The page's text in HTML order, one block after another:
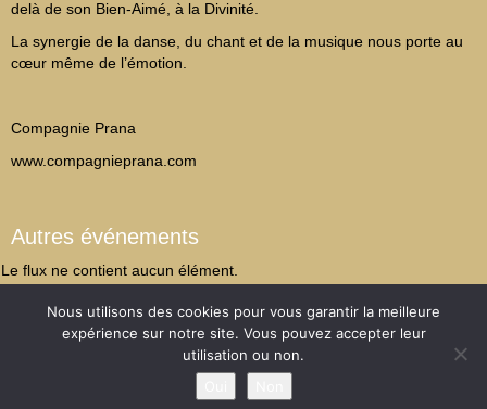
delà de son Bien-Aimé, à la Divinité.
La synergie de la danse, du chant et de la musique nous porte au
cœur même de l’émotion.
Compagnie Prana
www.compagnieprana.com
Autres événements
Le flux ne contient aucun élément.
Mentions légales Révoquer le consentement
Nous utilisons des cookies pour vous garantir la meilleure
expérience sur notre site. Vous pouvez accepter leur
utilisation ou non.